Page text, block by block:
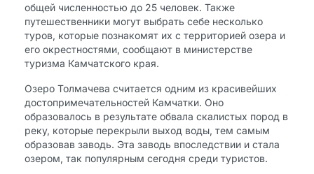
общей численностью до 25 человек. Также
путешественники могут выбрать себе несколько
туров, которые познакомят их с территорией озера и
его окрестностями, сообщают в министерстве
туризма Камчатского края.
Озеро Толмачева считается одним из красивейших
достопримечательностей Камчатки. Оно
образовалось в результате обвала скалистых пород в
реку, которые перекрыли выход воды, тем самым
образовав заводь. Эта заводь впоследствии и стала
озером, так популярным сегодня среди туристов.